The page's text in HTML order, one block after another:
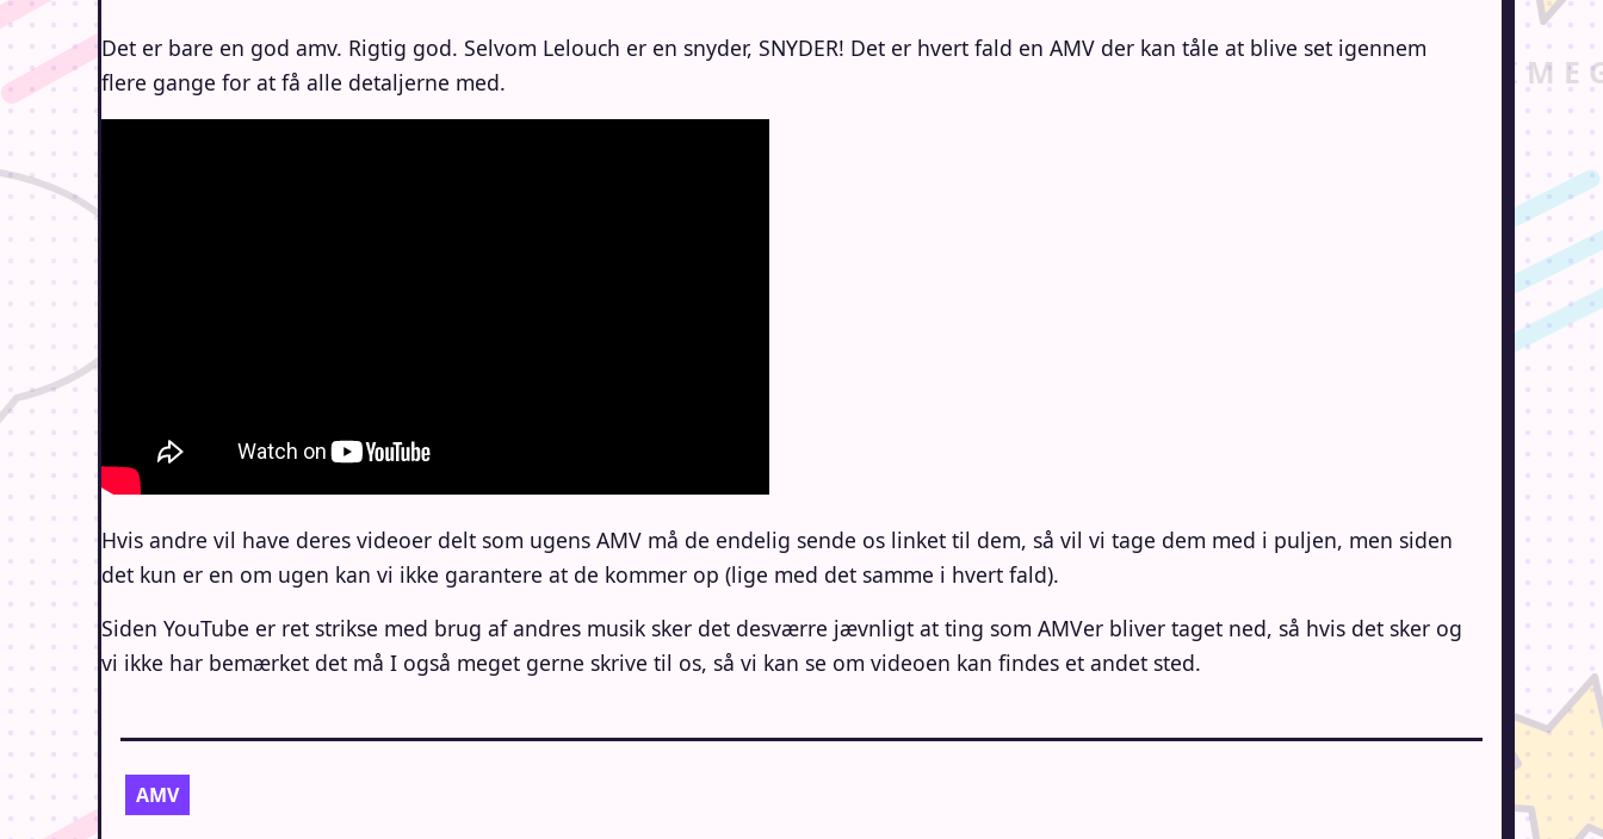
Det er bare en god amv. Rigtig god. Selvom Lelouch er en snyder, SNYDER! Det er hvert fald en AMV der kan tåle at blive set igennem
flere gange for at få alle detaljerne med.
Hvis andre vil have deres videoer delt som ugens AMV må de endelig sende os linket til dem, så vil vi tage dem med i puljen, men siden
det kun er en om ugen kan vi ikke garantere at de kommer op (lige med det samme i hvert fald).
Siden YouTube er ret strikse med brug af andres musik sker det desværre jævnligt at ting som AMVer bliver taget ned, så hvis det sker og
vi ikke har bemærket det må I også meget gerne skrive til os, så vi kan se om videoen kan findes et andet sted.
AMV